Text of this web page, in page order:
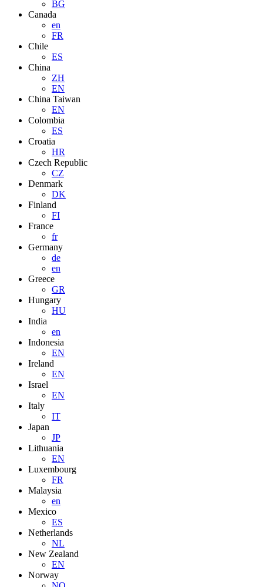
BG
Canada
en
FR
Chile
ES
China
ZH
EN
China Taiwan
EN
Colombia
ES
Croatia
HR
Czech Republic
CZ
Denmark
DK
Finland
FI
France
fr
Germany
de
en
Greece
GR
Hungary
HU
India
en
Indonesia
EN
Ireland
EN
Israel
EN
Italy
IT
Japan
JP
Lithuania
EN
Luxembourg
FR
Malaysia
en
Mexico
ES
Netherlands
NL
New Zealand
EN
Norway